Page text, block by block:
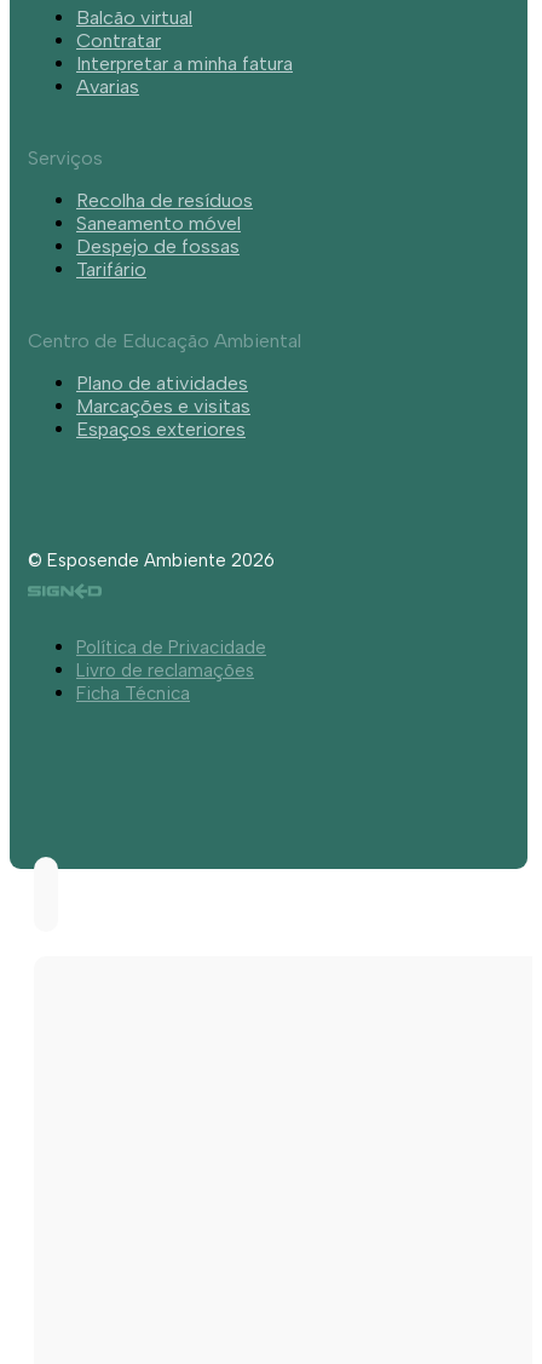
Balcão virtual
Contratar
Interpretar a minha fatura
Avarias
Serviços
Recolha de resíduos
Saneamento móvel
Despejo de fossas
Tarifário
Centro de Educação Ambiental
Plano de atividades
Marcações e visitas
Espaços exteriores
© Esposende Ambiente 2026
Política de Privacidade
Livro de reclamações
Ficha Técnica